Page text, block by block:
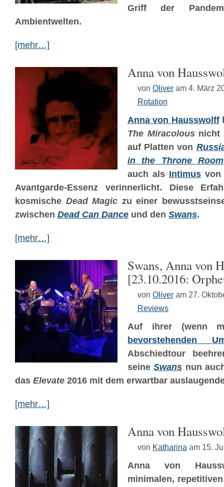
Griff der
Ambientwelten.
[mehr…]
Anna von
von Oliver am 4. März
Rotation
Anna von Hausswolff
The Miracolousnicht
auf Platten von
in the Throne Room
auch als Intimus
Avantgarde-Essenz verinnerlicht. Diese
kosmische Dead Magic zu einer
zwischen Dead Can Dance und den Swans.
[mehr…]
Swans, Anna von
[23.10.2016:
von Oliver am 27.
Reviews
Auf ihrer (wenn
bevorstehenden
Abschiedtour
seineSwans nun
das Elevate 2016 mit dem erwartbar
[mehr…]
Anna von
von Katharina am 15.
Anna von
minimalen,